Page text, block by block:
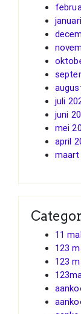
juli
juni
mei
april
maart
11
123
123